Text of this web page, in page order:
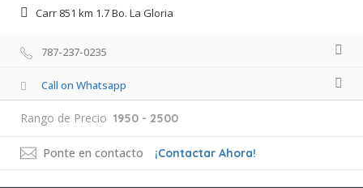
Carr 851 km 1.7 Bo. La Gloria
787-237-0235
Call on Whatsapp
Rango de Precio 1950 - 2500
Ponte en contacto ¡Contactar Ahora!